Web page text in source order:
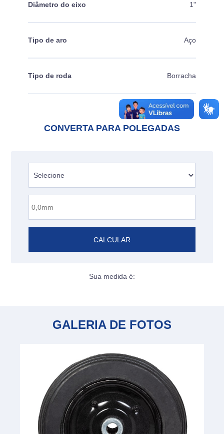
Diâmetro do eixo 1"
Tipo de aro Aço
Tipo de roda Borracha
CONVERTA PARA POLEGADAS
CALCULAR
Sua medida é:
GALERIA DE FOTOS